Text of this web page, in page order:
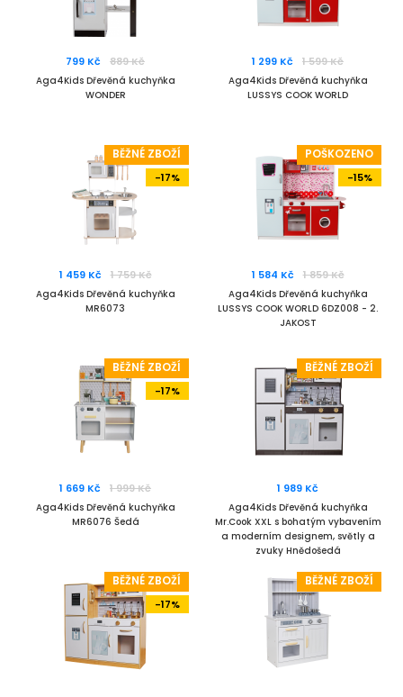
799 Kč 889 Kč
Aga4Kids Dřevěná kuchyňka
WONDER
1 299 Kč 1 599 Kč
Aga4Kids Dřevěná kuchyňka
LUSSYS COOK WORLD
BĚŽNÉ ZBOŽÍ
-17%
1 459 Kč 1 759 Kč
Aga4Kids Dřevěná kuchyňka
MR6073
POŠKOZENO
-15%
1 584 Kč 1 859 Kč
Aga4Kids Dřevěná kuchyňka
LUSSYS COOK WORLD 6DZ008 - 2.
JAKOST
BĚŽNÉ ZBOŽÍ
-17%
1 669 Kč 1 999 Kč
Aga4Kids Dřevěná kuchyňka
MR6076 Šedá
BĚŽNÉ ZBOŽÍ
1 989 Kč
Aga4Kids Dřevěná kuchyňka
Mr.Cook XXL s bohatým vybavením
a moderním designem, světly a
zvuky Hnědošedá
BĚŽNÉ ZBOŽÍ
-17%
BĚŽNÉ ZBOŽÍ